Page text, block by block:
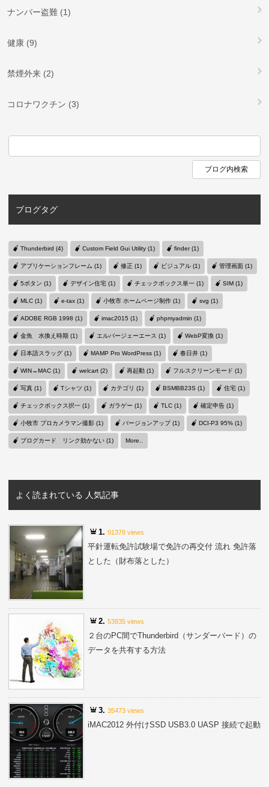
ナンバー盗難 (1)
健康 (9)
禁煙外来 (2)
コロナワクチン (3)
ブログタグ
Thunderbird (4) Custom Field Gui Utility (1) finder (1)
アプリケーションフレーム (1) 修正 (1) ビジュアル (1) 管理画面 (1)
5ボタン (1) デザイン住宅 (1) チェックボックス単一 (1) SIM (1)
MLC (1) e-tax (1) 小牧市 ホームページ制作 (1) svg (1)
ADOBE RGB 1998 (1) imac2015 (1) phpmyadmin (1)
金魚 水換え時期 (1) エルバージェーエース (1) WebP変換 (1)
日本語スラッグ (1) MAMP Pro WordPress (1) 春日井 (1)
WIN→MAC (1) welcart (2) 再起動 (1) フルスクリーンモード (1)
写真 (1) Tシャツ (1) カテゴリ (1) BSMBB23S (1) 住宅 (1)
チェックボックス択一 (1) ガラゲー (1) TLC (1) 確定申告 (1)
小牧市 プロカメラマン撮影 (1) バージョンアップ (1) DCI-P3 95% (1)
ブログカード リンク効かない (1) More..
よく読まれている 人気記事
1.91378 views
平針運転免許試験場で免許の再交付 流れ 免許落
とした（財布落とした）
2.53835 views
２台のPC間でThunderbird（サンダーバード）の
データを共有する方法
3.35473 views
iMAC2012 外付けSSD USB3.0 UASP 接続で起動